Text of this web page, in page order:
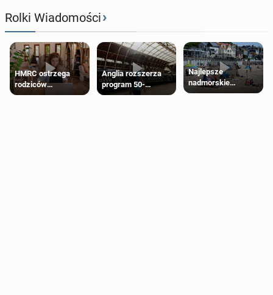
Rolki Wiadomości›
HMRC ostrzega
rodziców
pobierających Child
Anglia rozszerza
program 50-
procentowych
Najlepsze
nadmorskie
miasteczko blisko